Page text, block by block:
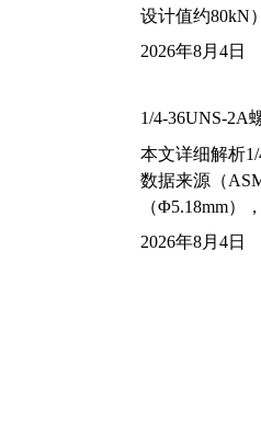
设计值约80kN
2026年8月4日
1/4-36UNS-2A
本文详细解析
数据来源（
（Φ5.18mm）
2026年8月4日